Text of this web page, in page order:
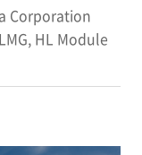
Corporation
HL Module